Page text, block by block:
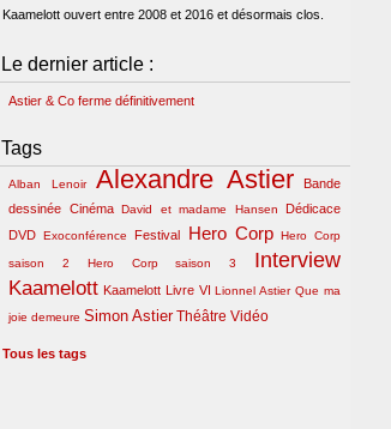
Kaamelott ouvert entre 2008 et 2016 et désormais clos.
Le dernier article :
Astier & Co ferme définitivement
Tags
Alban Lenoir Alexandre Astier
Bande
dessinée Cinéma David et madame Hansen
Dédicace
DVD Exoconférence Festival Hero Corp Hero Corp
saison 2 Hero Corp saison 3 Interview
Kaamelott Kaamelott Livre VI Lionnel Astier Que ma
joie demeure Simon Astier Théâtre Vidéo
Tous les tags